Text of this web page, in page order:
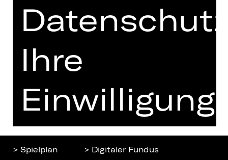
Newsletter
Abos 26/27
Presse
Kontakt
AGB
> Spielplan > Digitaler Fundus
Ihre
Einwilligung
ist